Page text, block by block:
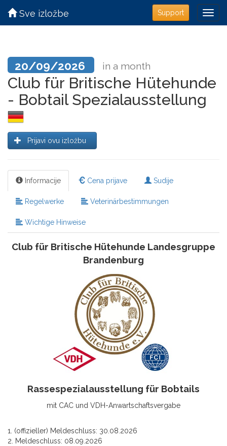
Support
Sve izložbe
20/09/2026 in a month
Club für Britische Hütehunde
- Bobtail Spezialausstellung
Prijavi ovu izložbu
Informacije Cena prijave Sudije
Regelwerke Veterinärbestimmungen
Wichtige Hinweise
Club für Britische Hütehunde Landesgruppe
Brandenburg
Rassespezialausstellung für Bobtails
mit CAC und VDH-Anwartschaftsvergabe
1. (offizieller) Meldeschluss: 30.08.2026
2. Meldeschluss: 08.09.2026